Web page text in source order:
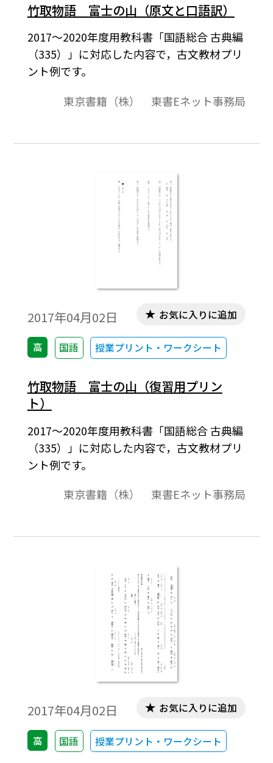
竹取物語 富士の山（原文と口語訳）
2017～2020年度用教科書「国語総合 古典編
（335）」に対応した内容で，古文教材プリ
ント例です。
東京書籍（株） 東書Eネット事務局
2017年04月02日
高 国語 授業プリント・ワークシート
お気に入りに追加
竹取物語 富士の山（復習用プリン
ト）
2017～2020年度用教科書「国語総合 古典編
（335）」に対応した内容で，古文教材プリ
ント例です。
東京書籍（株） 東書Eネット事務局
2017年04月02日
高 国語 授業プリント・ワークシート
お気に入りに追加